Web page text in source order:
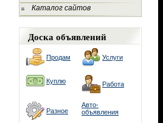
Каталог сайтов
Доска объявлений
Продам Услуги
Куплю Работа
Разное
Авто-
объявления